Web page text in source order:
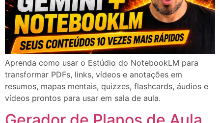
Aprenda como usar o Estúdio do NotebookLM para
transformar PDFs, links, vídeos e anotações em
resumos, mapas mentais, quizzes, flashcards, áudios e
vídeos prontos para usar em sala de aula.